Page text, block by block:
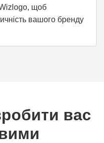
Wizlogo, щоб
вашого бренду
вас